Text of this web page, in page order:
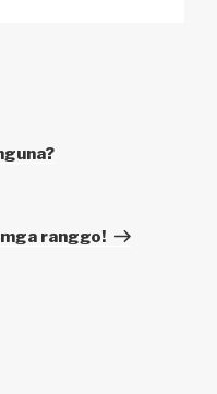
ranggo!